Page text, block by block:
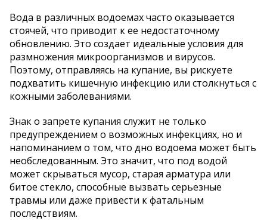
Вода в различных водоемах часто оказывается
стоячей, что приводит к ее недостаточному
обновлению. Это создает идеальные условия для
размножения микроорганизмов и вирусов.
Поэтому, отправляясь на купание, вы рискуете
подхватить кишечную инфекцию или столкнуться с
кожными заболеваниями.
Знак о запрете купания служит не только
предупреждением о возможных инфекциях, но и
напоминанием о том, что дно водоема может быть
необследованным. Это значит, что под водой
может скрываться мусор, старая арматура или
битое стекло, способные вызвать серьезные
травмы или даже привести к фатальным
последствиям.